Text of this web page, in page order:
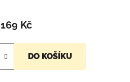
169 Kč
DO KOŠÍKU